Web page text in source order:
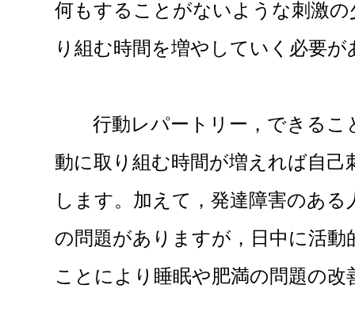
何もすることがないような刺激
り組む時間を増やしていく必要が
行動レパートリー，できるこ
動に取り組む時間が増えれば自
します。加えて，発達障害のあ
の問題がありますが，日中に活
ことにより睡眠や肥満の問題の